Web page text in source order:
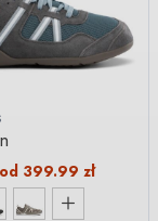
od 399.99 zł